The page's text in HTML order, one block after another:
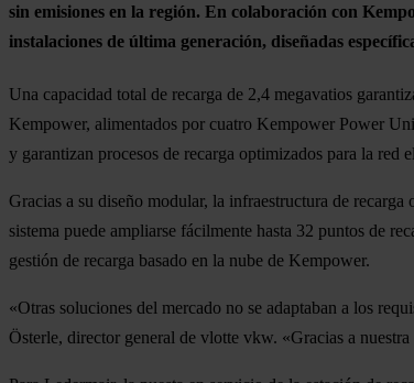
sin emisiones en la región. En colaboración con
instalaciones de última generación, diseñadas
Una capacidad total de recarga de 2,4 megavatios
Kempower, alimentados por cuatro Kempower Power
y garantizan procesos de recarga optimizados para la red
Gracias a su diseño modular, la infraestructura de
sistema puede ampliarse fácilmente hasta 32 puntos de
gestión de recarga basado en la nube de Kempower.
«Otras soluciones del mercado no se adaptaban a los
Österle, director general de vlotte vkw. «Gracias a